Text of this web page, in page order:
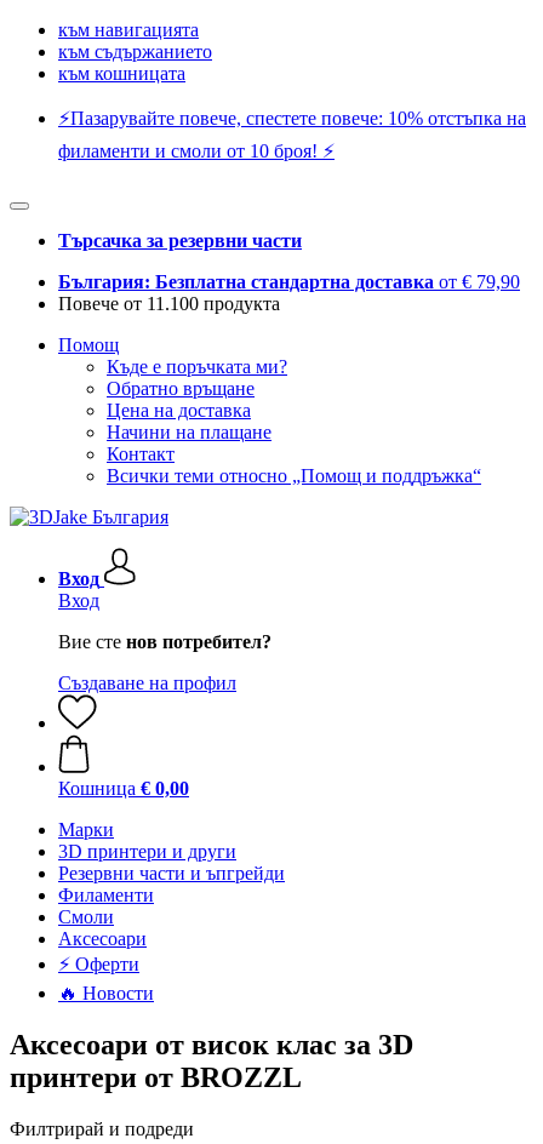
към навигацията
към съдържанието
към кошницата
⚡️Пазарувайте повече, спестете повече: 10% отстъпка на
филаменти и смоли от 10 броя! ⚡️
Търсачка за резервни части
България: Безплатна стандартна доставка от € 79,90
Повече от 11.100 продукта
Помощ
Къде е поръчката ми?
Обратно връщане
Цена на доставка
Начини на плащане
Контакт
Всички теми относно „Помощ и поддръжка“
Вход
Вход
Вие сте нов потребител?
Създаване на профил
Кошница € 0,00
Mарки
3D принтери и други
Резервни части и ъпгрейди
Филаменти
Смоли
Аксесоари
⚡ Оферти
🔥 Новости
Аксесоари от висок клас за 3D
принтери от BROZZL
Филтрирай и подреди